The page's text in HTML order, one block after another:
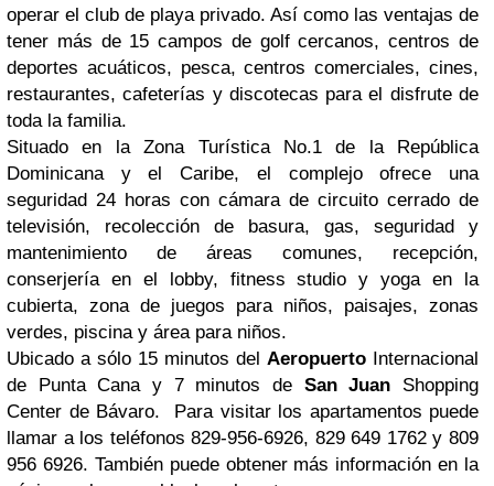
operar el club de playa privado. Así como las ventajas de
tener más de 15 campos de golf cercanos, centros de
deportes acuáticos, pesca, centros comerciales, cines,
restaurantes, cafeterías y discotecas para el disfrute de
toda la familia.
Situado en la Zona Turística No.1 de la República
Dominicana y el Caribe, el complejo ofrece una
seguridad 24 horas con cámara de circuito cerrado de
televisión, recolección de basura, gas, seguridad y
mantenimiento de áreas comunes, recepción,
conserjería en el lobby, fitness studio y yoga en la
cubierta, zona de juegos para niños, paisajes, zonas
verdes, piscina y área para niños.
Ubicado a sólo 15 minutos del Aeropuerto Internacional
de Punta Cana y 7 minutos de San Juan Shopping
Center de Bávaro. Para visitar los apartamentos puede
llamar a los teléfonos 829-956-6926, 829 649 1762 y 809
956 6926. También puede obtener más información en la